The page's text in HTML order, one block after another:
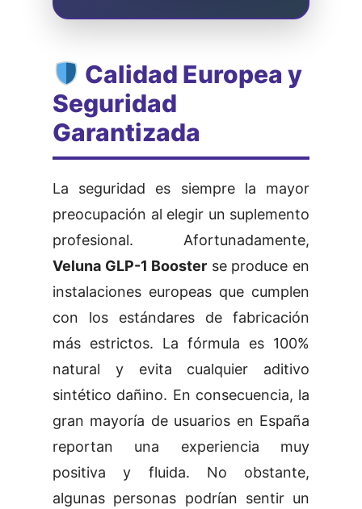
Calidad Europea y
Seguridad
Garantizada
La seguridad es siempre la mayor
preocupación al elegir un suplemento
profesional. Afortunadamente,
Veluna GLP-1 Booster se produce en
instalaciones europeas que cumplen
con los estándares de fabricación
más estrictos. La fórmula es 100%
natural y evita cualquier aditivo
sintético dañino. En consecuencia, la
gran mayoría de usuarios en España
reportan una experiencia muy
positiva y fluida. No obstante,
algunas personas podrían sentir un